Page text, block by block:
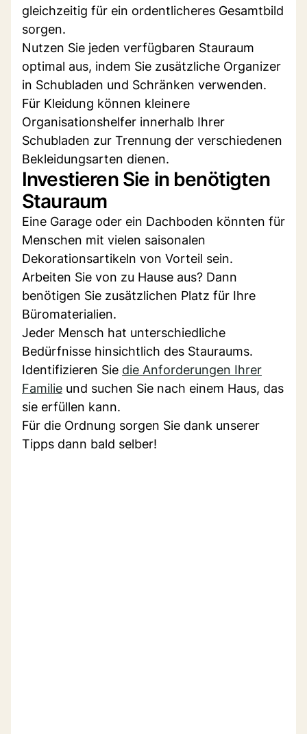
gleichzeitig für ein ordentlicheres Gesamtbild
sorgen.
Nutzen Sie jeden verfügbaren Stauraum
optimal aus, indem Sie zusätzliche Organizer
in Schubladen und Schränken verwenden.
Für Kleidung können kleinere
Organisationshelfer innerhalb Ihrer
Schubladen zur Trennung der verschiedenen
Bekleidungsarten dienen.
Investieren Sie in benötigten
Stauraum
Eine Garage oder ein Dachboden könnten für
Menschen mit vielen saisonalen
Dekorationsartikeln von Vorteil sein.
Arbeiten Sie von zu Hause aus? Dann
benötigen Sie zusätzlichen Platz für Ihre
Büromaterialien.
Jeder Mensch hat unterschiedliche
Bedürfnisse hinsichtlich des Stauraums.
Identifizieren Sie die Anforderungen Ihrer
Familie und suchen Sie nach einem Haus, das
sie erfüllen kann.
Für die Ordnung sorgen Sie dank unserer
Tipps dann bald selber!